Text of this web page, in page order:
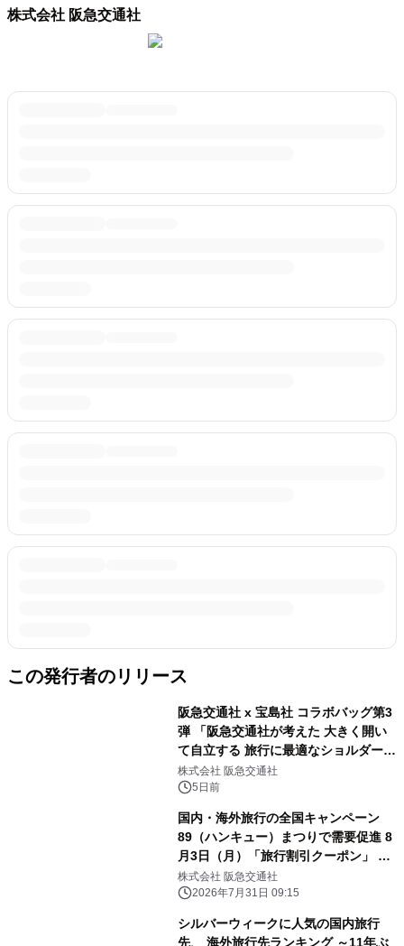
株式会社 阪急交通社
この発行者のリリース
阪急交通社 x 宝島社 コラボバッグ第3
弾 「阪急交通社が考えた 大きく開い
て自立する 旅行に最適なショルダーバ
ッグBOOK」 8月4日（火）ウェブサ
イトで予約販売を開始
株式会社 阪急交通社
5日前
国内・海外旅行の全国キャンペーン
89（ハンキュー）まつりで需要促進 8
月3日（月）「旅行割引クーポン」 配
布開始（ウェブ限定）
株式会社 阪急交通社
2026年7月31日 09:15
シルバーウィークに人気の国内旅行
先、 海外旅行先ランキング ～11年ぶ